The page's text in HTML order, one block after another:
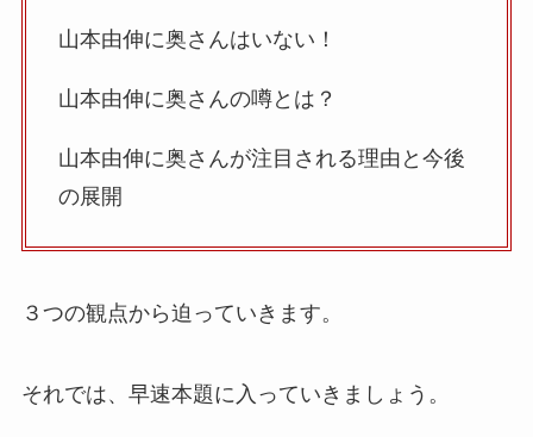
山本由伸に奥さんはいない！
山本由伸に奥さんの噂とは？
山本由伸に奥さんが注目される理由と今後
の展開
３つの観点から迫っていきます。
それでは、早速本題に入っていきましょう。